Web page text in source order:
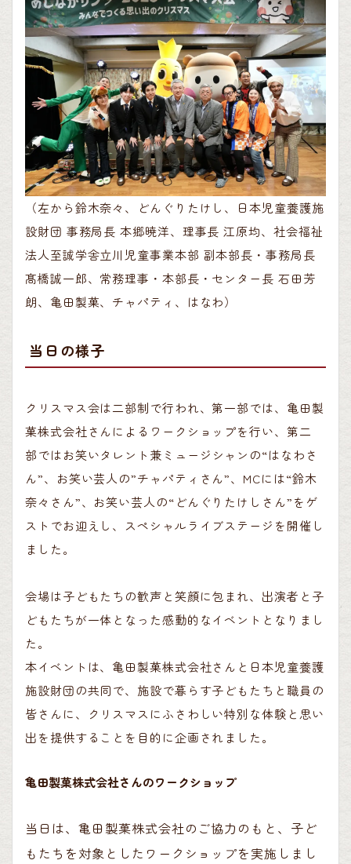
（左から鈴木奈々、どんぐりたけし、日本児童養護施
設財団 事務局長 本郷暁洋、理事長 江原均、社会福祉
法人至誠学舎立川児童事業本部 副本部長・事務局長
髙橋誠一郎、常務理事・本部長・センター長 石田芳
朗、亀田製菓、チャパティ、はなわ）
当日の様子
クリスマス会は二部制で行われ、第一部では、亀田製
菓株式会社さんによるワークショップを行い、第二
部ではお笑いタレント兼ミュージシャンの“はなわさ
ん”、お笑い芸人の”チャパティさん”、 MCには“鈴木
奈々さ ん”、お笑い芸人の“ どんぐりたけしさん”をゲ
ストでお迎えし、スペシャルライブステージを開催し
ました。
会場は子どもたちの歓声と笑顔に包まれ、出演者と子
どもたちが一体となった感動的なイベントとなりまし
た。
本イベントは、亀田製菓株式会社さんと日本児童養護
施設財団の共同で、施設で暮らす子どもたちと職員 の
皆さんに、クリスマスにふさわしい特別な体験と思い
出を提供することを目的に企画されました。
亀田製菓株式会社さんのワークショップ
当日は、亀田製菓株式会社のご協力のもと、子ど
もたちを対象とし たワークショップを実施しまし